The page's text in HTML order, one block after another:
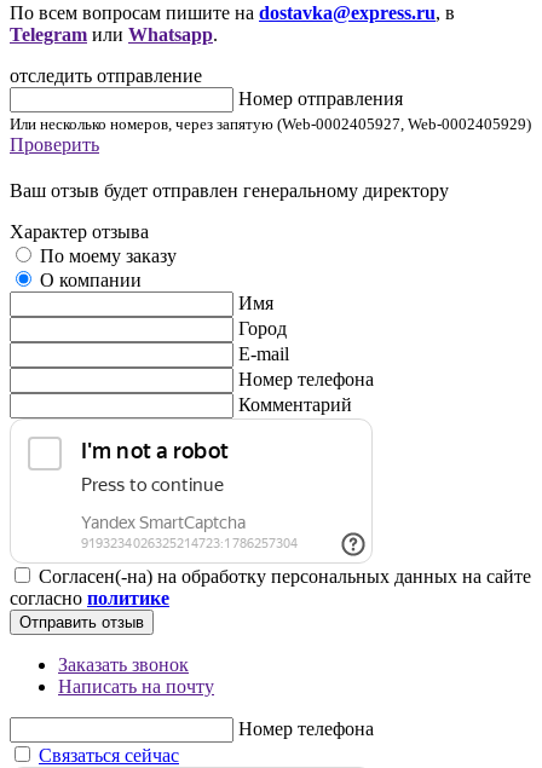
По всем вопросам пишите на dostavka@express.ru, в
Telegram или Whatsapp.
отследить отправление
Номер отправления
Или несколько номеров, через запятую (Web-0002405927, Web-0002405929)
Проверить
Ваш отзыв будет отправлен генеральному директору
Характер отзыва
По моему заказу
О компании
Имя
Город
E-mail
Номер телефона
Комментарий
Согласен(-на) на обработку персональных данных на сайте
согласно политике
Отправить отзыв
Заказать звонок
Написать на почту
Номер телефона
Связаться сейчас